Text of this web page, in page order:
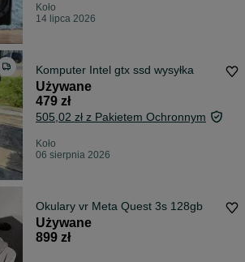
Koło
14 lipca 2026
Komputer Intel gtx ssd wysyłka
Używane
479 zł
505,02 zł z Pakietem Ochronnym
Koło
06 sierpnia 2026
Okulary vr Meta Quest 3s 128gb
Używane
899 zł